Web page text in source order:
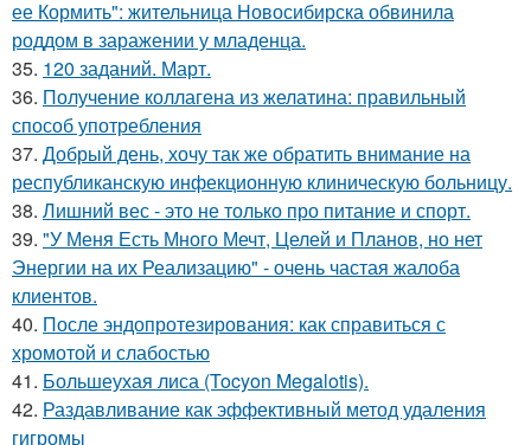
ее Кормить": жительница Новосибирска обвинила
роддом в заражении у младенца.
35. 120 заданий. Март.
36. Получение коллагена из желатина: правильный
способ употребления
37. Добрый день, хочу так же обратить внимание на
республиканскую инфекционную клиническую больницу.
38. Лишний вес - это не только про питание и спорт.
39. "У Меня Есть Много Мечт, Целей и Планов, но нет
Энергии на их Реализацию" - очень частая жалоба
клиентов.
40. После эндопротезирования: как справиться с
хромотой и слабостью
41. Большеухая лиса (Tocyon Megalotis).
42. Раздавливание как эффективный метод удаления
гигромы